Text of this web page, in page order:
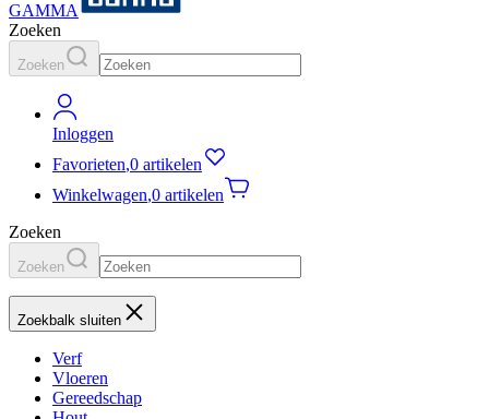
GAMMA
Zoeken
Zoeken
Inloggen
Favorieten,0 artikelen
Winkelwagen,0 artikelen
Zoeken
Zoeken
Zoekbalk sluiten
Verf
Vloeren
Gereedschap